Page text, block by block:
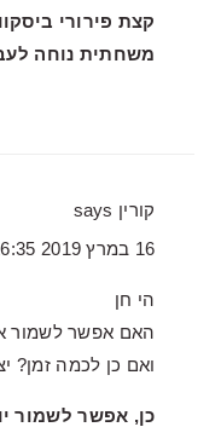
קצת פירורי
משחתית נוחה
קורין says
16 במרץ 2019 at 16:35
הי חן
האם אפשר לשמור
ואם כן לכמה זמן?
כן, אפשר לשמור